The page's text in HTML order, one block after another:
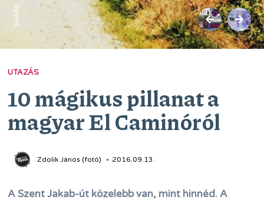
SHARE:
UTAZÁS
10 mágikus pillanat a
magyar El Caminóról
Zdolik János (fotó) 2016.09.13.
A Szent Jakab-út közelebb van, mint hinnéd. A